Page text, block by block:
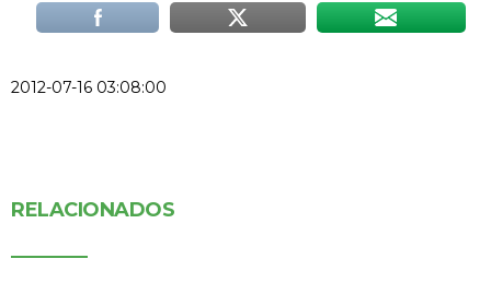
2012-07-16 03:08:00
RELACIONADOS